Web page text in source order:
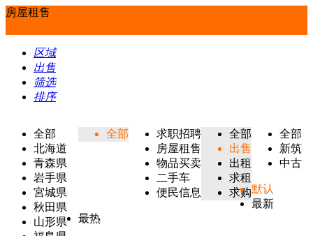
房屋租售
区域
出售
筛选
排序
全部
北海道
青森県
岩手県
宮城県
秋田県
山形県
全部
求职招聘
房屋租售
物品买卖
二手车
便民信息
全部
出售
出租
求租
求购
全部
新筑
中古
默认
最新
最热